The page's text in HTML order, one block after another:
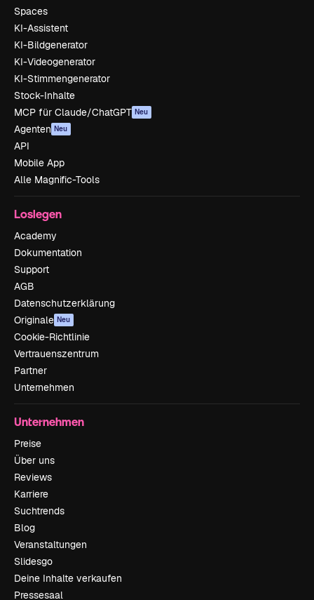
Spaces
KI-Assistent
KI-Bildgenerator
KI-Videogenerator
KI-Stimmengenerator
Stock-Inhalte
MCP für Claude/ChatGPT Neu
Agenten Neu
API
Mobile App
Alle Magnific-Tools
Loslegen
Academy
Dokumentation
Support
AGB
Datenschutzerklärung
Originale Neu
Cookie-Richtlinie
Vertrauenszentrum
Partner
Unternehmen
Unternehmen
Preise
Über uns
Reviews
Karriere
Suchtrends
Blog
Veranstaltungen
Slidesgo
Deine Inhalte verkaufen
Pressesaal